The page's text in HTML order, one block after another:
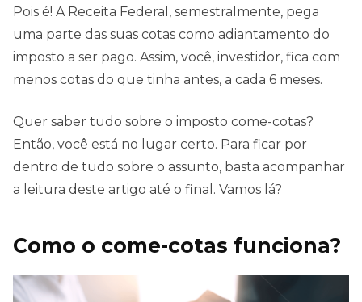
Pois é! A Receita Federal, semestralmente, pega
uma parte das suas cotas como adiantamento do
imposto a ser pago. Assim, você, investidor, fica com
menos cotas do que tinha antes, a cada 6 meses.
Quer saber tudo sobre o imposto come-cotas?
Então, você está no lugar certo. Para ficar por
dentro de tudo sobre o assunto, basta acompanhar
a leitura deste artigo até o final. Vamos lá?
Como o come-cotas funciona?